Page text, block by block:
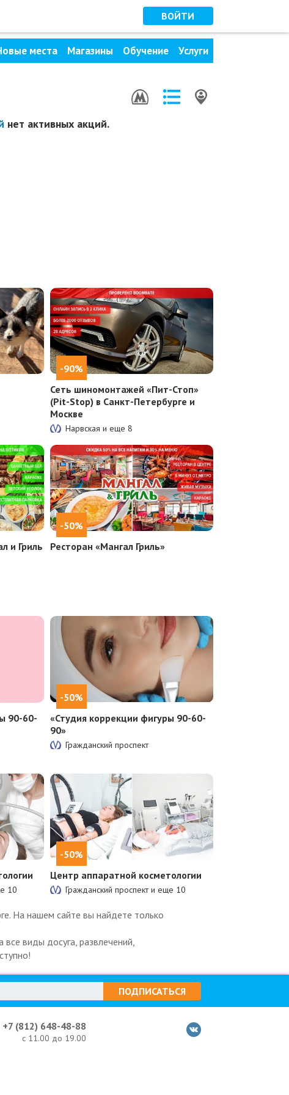
ВОЙТИ
места Магазины Обучение Услуги
нет активных акций.
-90%
Сеть шиномонтажей «Пит-Стоп»
(Pit-Stop) в Санкт-Петербурге и
Москве
Нарвская и еще8
и Гриль
-50%
Ресторан «Мангал Гриль»
90-60-
-50%
«Студия коррекции фигуры 90-60-
90»
Гражданский проспект
10
-50%
Центр аппаратной косметологии
Гражданский проспект и еще 10
На нашем сайте вы найдете только
виды досуга, развлечений,
ПОДПИСАТЬСЯ
+7 (812) 648-48-88
с 11.00 до 19.00